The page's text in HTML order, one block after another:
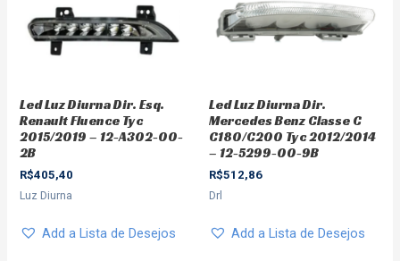
Led Luz Diurna Dir. Esq.
Renault Fluence Tyc
2015/2019 – 12-A302-00-
2B
R$405,40
Luz Diurna
Add a Lista de Desejos
Led Luz Diurna Dir.
Mercedes Benz Classe C
C180/C200 Tyc 2012/2014
– 12-5299-00-9B
R$512,86
Drl
Add a Lista de Desejos